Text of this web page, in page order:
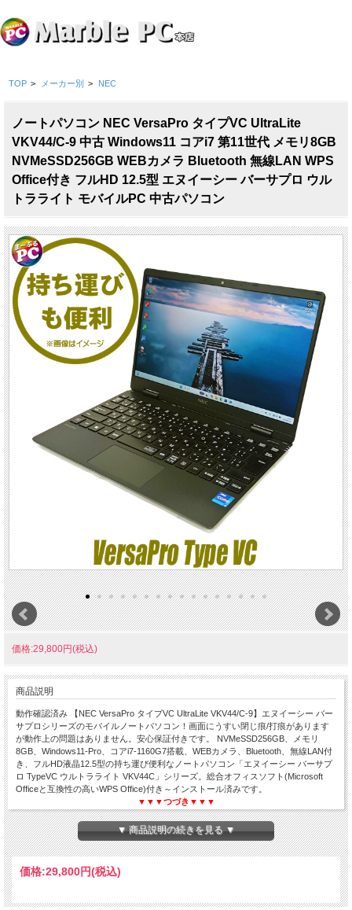
TOP > メーカー別 > NEC
ノートパソコン NEC VersaPro タイプVC UltraLite
VKV44/C-9 中古 Windows11 コアi7 第11世代 メモリ8GB
NVMeSSD256GB WEBカメラ Bluetooth 無線LAN WPS
Office付き フルHD 12.5型 エヌイーシー バーサプロ ウル
トラライト モバイルPC 中古パソコン
価格:29,800円(税込)
商品説明
動作確認済み 【NEC VersaPro タイプVC UltraLite VKV44/C-9】エヌイーシー バー
サプロシリーズのモバイルノートパソコン！画面にうすい閉じ痕/打痕があります
が動作上の問題はありません。安心保証付きです。 NVMeSSD256GB、メモリ
8GB、Windows11-Pro、コアi7-1160G7搭載、WEBカメラ、Bluetooth、無線LAN付
き、フルHD液晶12.5型の持ち運び便利なノートパソコン「エヌイーシー バーサプ
ロ TypeVC ウルトラライト VKV44C」シリーズ。総合オフィスソフト(Microsoft
Officeと互換性の高いWPS Office)付き～インストール済みです。
▼▼▼つづき▼▼▼
NEC VersaPro タイプVC UltraLite VKV44/C-9
Windows11-Pro☆WEBカメラ☆WPS Office付き
▼ 商品説明の続きを見る ▼
価格:29,800円(税込)